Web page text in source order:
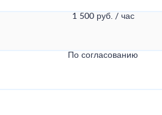
1 500 руб. / час
По согласованию